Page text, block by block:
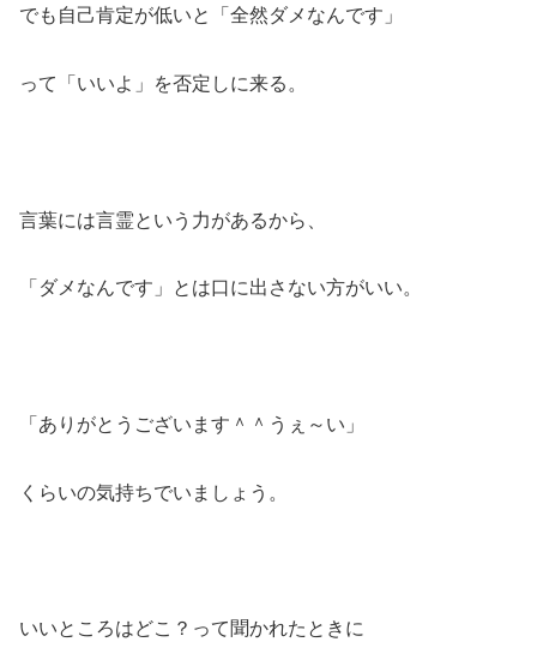
でも自己肯定が低いと「全然ダメなんです」
って「いいよ」を否定しに来る。
言葉には言霊という力があるから、
「ダメなんです」とは口に出さない方がいい。
「ありがとうございます＾＾うぇ～い」
くらいの気持ちでいましょう。
いいところはどこ？って聞かれたときに